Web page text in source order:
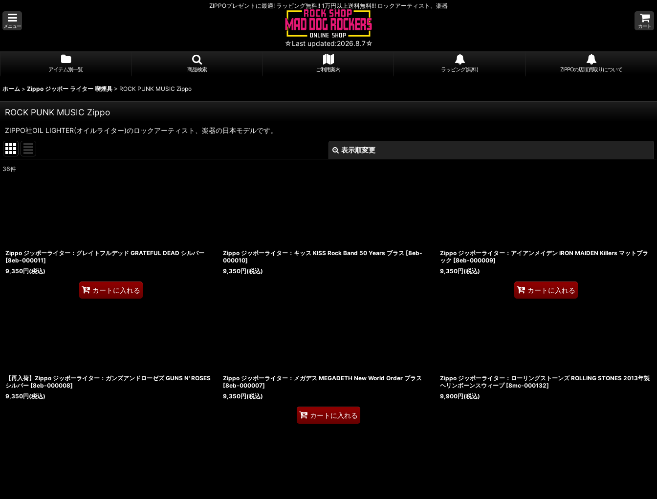
ZIPPOプレゼントに最適! ラッピング無料!! 1万円以上送料無料!!! ロックアーティスト、楽器
メニュー
☆Last updated:2026.8.7☆
カート
アイテム別一覧 商品検索 ご利用案内 ラッピング(無料) ZIPPOの店頭買取りについて
ホーム > Zippo ジッポー ライター 喫煙具 > ROCK PUNK MUSIC Zippo
ROCK PUNK MUSIC Zippo
ZIPPO社OIL LIGHTER(オイルライター)のロックアーティスト、楽器の日本モデルです。
表示順変更
36件
Zippo ジッポーライター：グレイトフルデッド GRATEFUL DEAD シルバー
[8eb-000011]
9,350円(税込)
カートに入れる
Zippo ジッポーライター：キッス KISS Rock Band 50 Years ブラス [8eb-
000010]
9,350円(税込)
Zippo ジッポーライター：アイアンメイデン IRON MAIDEN Killers マットブラ
ック [8eb-000009]
9,350円(税込)
カートに入れる
【再入荷】Zippo ジッポーライター：ガンズアンドローゼズ GUNS N' ROSES
シルバー [8eb-000008]
9,350円(税込)
Zippo ジッポーライター：メガデス MEGADETH New World Order ブラス
[8eb-000007]
9,350円(税込)
カートに入れる
Zippo ジッポーライター：ローリングストーンズ ROLLING STONES 2013年製
ヘリンボーンスウィープ [8mc-000132]
9,900円(税込)